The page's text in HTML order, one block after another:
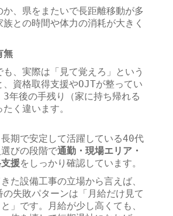
か、県をまたいで長距離移動が多
との時間や体力の消耗が大きく
無
、実際は「見て覚えろ」という
、資格取得支援やOJTが整ってい
3年後の手残り（家に持ち帰れる
く違います。
期で安定して活躍している40代
びの段階で通勤・現場エリア・
援をしっかり確認しています。
た設備工事の立場から言えば、
失敗パターンは「月給だけ見て
」です。月給が少し高くても、